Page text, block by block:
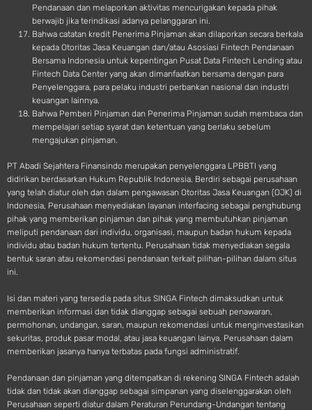
Pendanaan dan melaporkan aktivitas mencurigakan kepada pihak
berwajib jika terindikasi adanya pelanggaran ini.
Bahwa catatan kredit Penerima Pinjaman akan dilaporkan secara berkala
kepada Otoritas Jasa Keuangan dan/atau Asosiasi Fintech Pendanaan
Bersama Indonesia untuk kepentingan Pusat Data Fintech Lending atau
Fintech Data Center yang akan dimanfaatkan bersama dengan para
Penyelenggara, para pelaku industri perbankan nasional dan industri
keuangan lainnya.
Bahwa Pemberi Pinjaman dan Penerima Pinjaman sudah membaca dan
mempelajari setiap syarat dan ketentuan yang berlaku sebelum
mengajukan pinjaman.
PT Abadi Sejahtera Finansindo merupakan penyelenggara LPBBTI yang
didirikan berdasarkan Hukum Republik Indonesia. Berdiri sebagai perusahaan
yang telah diatur oleh dan dalam pengawasan Otoritas Jasa Keuangan (OJK) di
Indonesia, Perusahaan menyediakan layanan interfacing sebagai penghubung
pihak yang memberikan pinjaman dan pihak yang membutuhkan pinjaman
meliputi pendanaan dari individu, organisasi, maupun badan hukum kepada
individu atau badan hukum tertentu. Perusahaan tidak menyediakan segala
bentuk saran atau rekomendasi pendanaan terkait pilihan-pilihan dalam situs
ini.
Isi dan materi yang tersedia pada situs SINGA Fintech dimaksudkan untuk
memberikan informasi dan tidak dianggap sebagai sebuah penawaran,
permohonan, undangan, saran, maupun rekomendasi untuk menginvestasikan
sekuritas, produk pasar modal, atau jasa keuangan lainya. Perusahaan dalam
memberikan jasanya hanya terbatas pada fungsi administratif.
Pendanaan dan pinjaman yang ditempatkan di rekening SINGA Fintech adalah
tidak dan tidak akan dianggap sebagai simpanan yang diselenggarakan oleh
Perusahaan seperti diatur dalam Peraturan Perundang-Undangan tentang